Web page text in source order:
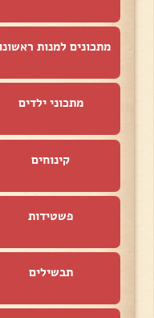
מתכונים למנות
מתכוני ילדים
קינוחים
פשטידות
תבשילים